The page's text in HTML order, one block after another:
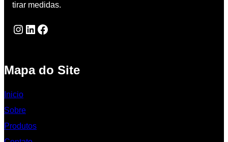
tirar medidas.
Instagram LinkedIn Facebook
Mapa do Site
Inicio
Sobre
Produtos